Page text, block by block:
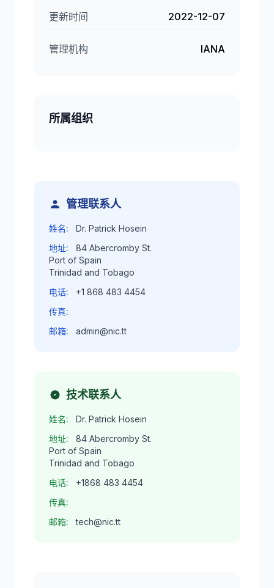
更新时间 2022-12-07
管理机构 IANA
所属组织
管理联系人
姓名:
Dr. Patrick Hosein
地址:
84 Abercromby St.
Port of Spain
Trinidad and Tobago
电话:
+1 868 483 4454
传真:
邮箱:
admin@nic.tt
技术联系人
姓名:
Dr. Patrick Hosein
地址:
84 Abercromby St.
Port of Spain
Trinidad and Tobago
电话:
+1868 483 4454
传真:
邮箱:
tech@nic.tt